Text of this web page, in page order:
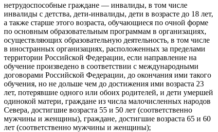
нетрудоспособные граждане — инвалиды, в том числе
инвалиды с детства, дети-инвалиды, дети в возрасте до 18 лет,
а также старше этого возраста, обучающиеся по очной форме
по основным образовательным программам в организациях,
осуществляющих образовательную деятельность, в том числе
в иностранных организациях, расположенных за пределами
территории Российской Федерации, если направление на
обучение произведено в соответствии с международными
договорами Российской Федерации, до окончания ими такого
обучения, но не дольше чем до достижения ими возраста 23
лет, потерявшие одного или обоих родителей, и дети умершей
одинокой матери, граждане из числа малочисленных народов
Севера, достигшие возраста 55 и 50 лет (соответственно
мужчины и женщины), граждане, достигшие возраста 65 и 60
лет (соответственно мужчины и женщины);